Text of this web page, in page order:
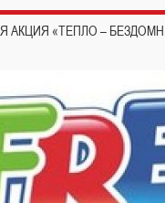
«ТЕПЛО –